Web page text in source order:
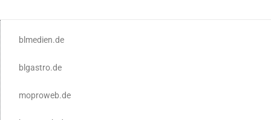
blmedien.de
blgastro.de
moproweb.de